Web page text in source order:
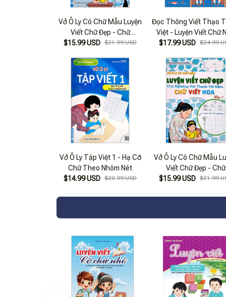
Vở Ô Ly Có Chữ Mẫu Luyện
Viết Chữ Đẹp - Chữ
Nghiêng, Chữ Viết Thường
$15.99 USD $21.99 USD
Đọc Thông Viết Thạo
Việt - Luyện Viết Chữ
Và Chữ Hoa
$17.99 USD $24.99
Vở Ô Ly Tập Việt 1 - Hạ Cỡ
Chữ Theo Nhóm Nét
$14.99 USD $20.99 USD
Vở Ô Ly Có Chữ Mẫu
Viết Chữ Đẹp - Chữ
Nghiêng, Nét Thanh,
$15.99 USD $21.99